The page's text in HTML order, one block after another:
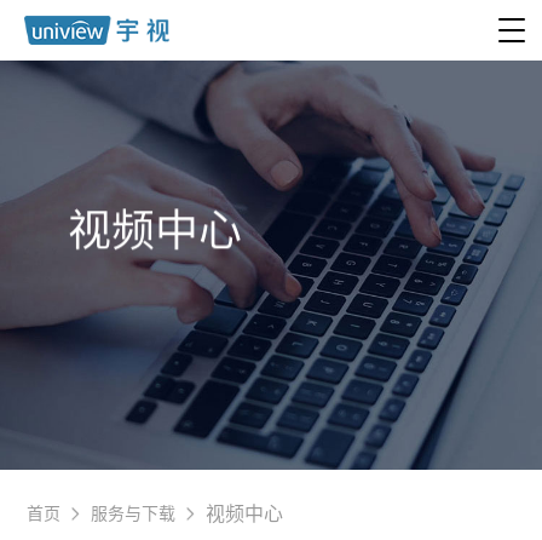
视频中心
首页 服务与下载 视频中心